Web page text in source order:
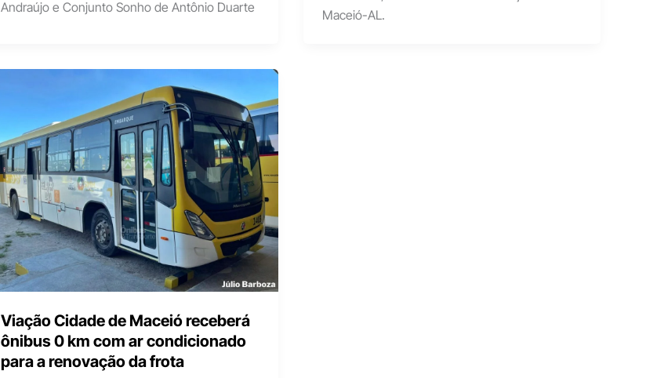
Andraújo e Conjunto Sonho de Antônio Duarte
Maceió-AL.
Viação Cidade de Maceió receberá
ônibus 0 km com ar condicionado
para a renovação da frota